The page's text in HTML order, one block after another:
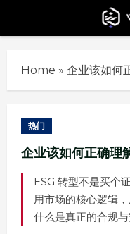
Home » 企业该如何
热门
企业该如何正确理
ESG 转型不是买个
用市场的核心逻辑
什么是真正的合规与